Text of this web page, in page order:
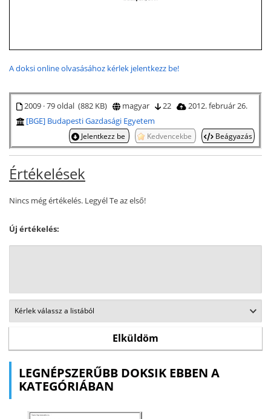
A doksi online olvasásához kérlek jelentkezz be!
2009 · 79 oldal (882 KB) magyar 22
2012. február 26.
[BGE] Budapesti Gazdasági Egyetem
Jelentkezz be Kedvencekbe Beágyazás
Értékelések
Nincs még értékelés. Legyél Te az első!
Új értékelés:
LEGNÉPSZERŰBB DOKSIK EBBEN A
KATEGÓRIÁBAN